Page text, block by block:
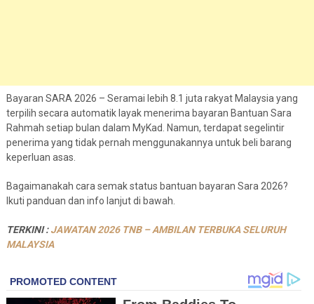
Bayaran SARA 2026 – Seramai lebih 8.1 juta rakyat Malaysia yang
terpilih secara automatik layak menerima bayaran Bantuan Sara
Rahmah setiap bulan dalam MyKad. Namun, terdapat segelintir
penerima yang tidak pernah menggunakannya untuk beli barang
keperluan asas.
Bagaimanakah cara semak status bantuan bayaran Sara 2026?
Ikuti panduan dan info lanjut di bawah.
TERKINI :JAWATAN 2026 TNB – AMBILAN TERBUKA SELURUH
MALAYSIA